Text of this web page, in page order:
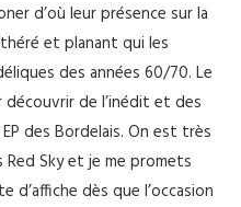
d’où leur présence sur la
et planant qui les
des années 60/70. Le
de l’inédit et des
des Bordelais. On est très
Sky et je me promets
dès que l’occasion